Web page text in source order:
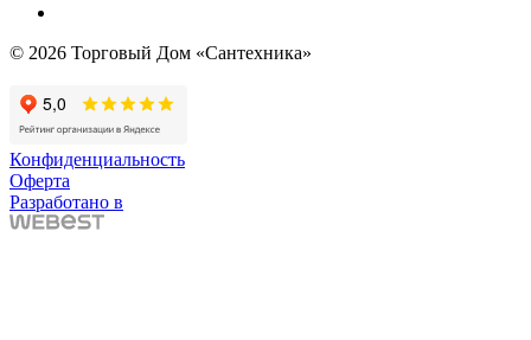
© 2026 Торговый Дом «Сантехника»
Конфиденциальность
Оферта
Разработано в